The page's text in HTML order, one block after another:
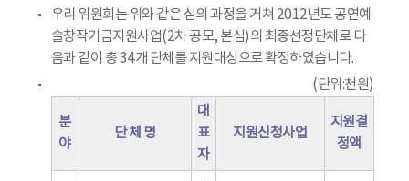
우리 위원회는 위와 같은 심의 과정을 거쳐 2012년도 공연예
술창작기금지원사업(2차 공모, 본심)의 최종선정단체로 다
음과 같이 총 34개 단체를 지원대상으로 확정하였습니다.
(단위:천원)
분
야
단 체 명
대
표
자
지원신청사업
지원결
정액